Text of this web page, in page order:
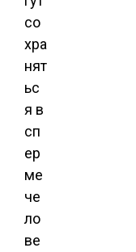
со
хра
нят
ьс
я в
сп
ер
ме
че
ло
ве